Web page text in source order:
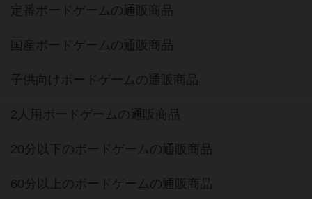
定番ボードゲームの通販商品
国産ボードゲームの通販商品
子供向けボードゲームの通販商品
2人用ボードゲームの通販商品
20分以下のボードゲームの通販商品
60分以上のボードゲームの通販商品